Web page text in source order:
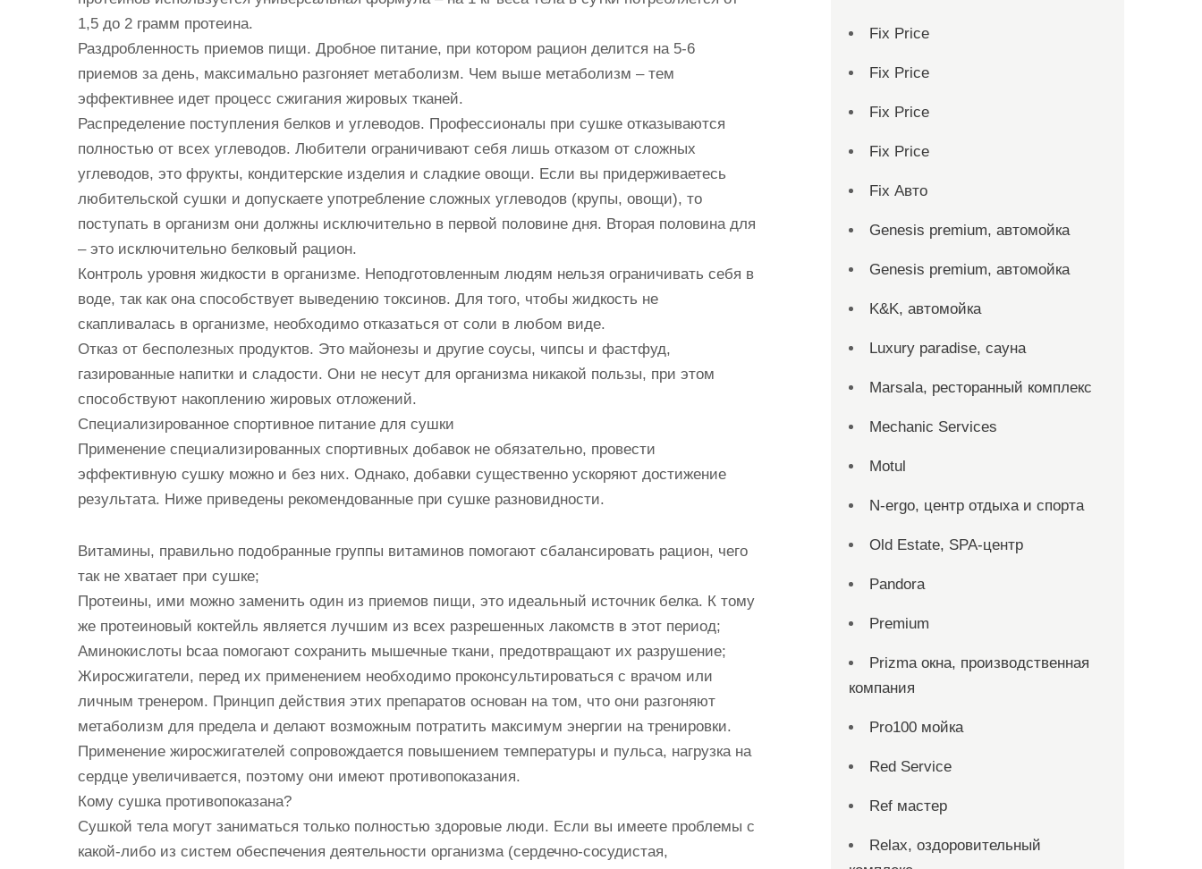
1,5 до 2 грамм протеина.
Раздробленность приемов пищи. Дробное питание, при котором рацион делится на 5-6
приемов за день, максимально разгоняет метаболизм. Чем выше метаболизм – тем
эффективнее идет процесс сжигания жировых тканей.
Распределение поступления белков и углеводов. Профессионалы при сушке отказываются
полностью от всех углеводов. Любители ограничивают себя лишь отказом от сложных
углеводов, это фрукты, кондитерские изделия и сладкие овощи. Если вы придерживаетесь
любительской сушки и допускаете употребление сложных углеводов (крупы, овощи), то
поступать в организм они должны исключительно в первой половине дня. Вторая половина для
– это исключительно белковый рацион.
Контроль уровня жидкости в организме. Неподготовленным людям нельзя ограничивать себя в
воде, так как она способствует выведению токсинов. Для того, чтобы жидкость не
скапливалась в организме, необходимо отказаться от соли в любом виде.
Отказ от бесполезных продуктов. Это майонезы и другие соусы, чипсы и фастфуд,
газированные напитки и сладости. Они не несут для организма никакой пользы, при этом
способствуют накоплению жировых отложений.
Специализированное спортивное питание для сушки
Применение специализированных спортивных добавок не обязательно, провести
эффективную сушку можно и без них. Однако, добавки существенно ускоряют достижение
результата. Ниже приведены рекомендованные при сушке разновидности.
Витамины, правильно подобранные группы витаминов помогают сбалансировать рацион, чего
так не хватает при сушке;
Протеины, ими можно заменить один из приемов пищи, это идеальный источник белка. К тому
же протеиновый коктейль является лучшим из всех разрешенных лакомств в этот период;
Аминокислоты bcaa помогают сохранить мышечные ткани, предотвращают их разрушение;
Жиросжигатели, перед их применением необходимо проконсультироваться с врачом или
личным тренером. Принцип действия этих препаратов основан на том, что они разгоняют
метаболизм для предела и делают возможным потратить максимум энергии на тренировки.
Применение жиросжигателей сопровождается повышением температуры и пульса, нагрузка на
сердце увеличивается, поэтому они имеют противопоказания.
Кому сушка противопоказана?
Сушкой тела могут заниматься только полностью здоровые люди. Если вы имеете проблемы с
какой-либо из систем обеспечения деятельности организма (сердечно-сосудистая,
Fix Price
Fix Price
Fix Price
Fix Price
Fix Авто
Genesis premium, автомойка
Genesis premium, автомойка
K&K, автомойка
Luxury paradise, сауна
Marsala, ресторанный комплекс
Mechanic Services
Motul
N-ergo, центр отдыха и спорта
Old Estate, SPA-центр
Pandora
Premium
Prizma окна, производственная
компания
Pro100 мойка
Red Service
Ref мастер
Relax, оздоровительный